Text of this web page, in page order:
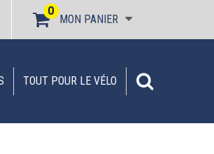
MON PANIER
0
TOUT POUR LE VÉLO